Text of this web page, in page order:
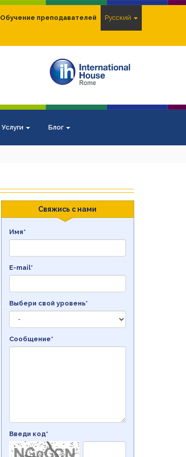
Обучение преподавателей Pусский
Услуги Блог
Свяжись с нами
Имя*
E-mail*
Выбери свой уровень*
Сообщение*
Введи код*